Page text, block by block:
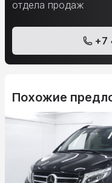
отдела продаж
+7
Похожие